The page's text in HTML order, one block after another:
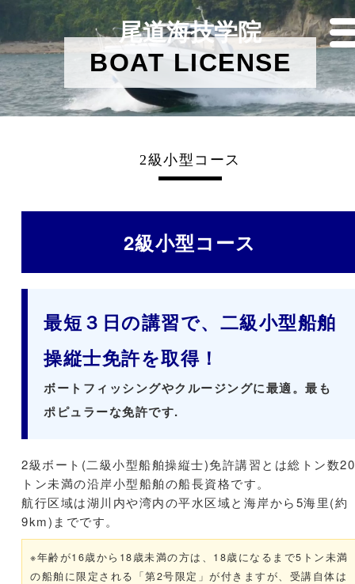
BOAT LICENSE
2級小型コース
2級小型コース
最短３日の講習で、二級小型船舶
操縦士免許を取得！
ボートフィッシングやクルージングに最適。最も
ポピュラーな免許です.
2級ボート(二級小型船舶操縦士)免許講習とは総トン数20
トン未満の沿岸小型船舶の船長資格です。
航行区域は湖川内や湾内の平水区域と海岸から5海里(約
9km)までです。
※年齢が16歳から18歳未満の方は、18歳になるまで5トン未満
の船舶に限定される「第2号限定」が付きますが、受講自体は
尾道海技学院